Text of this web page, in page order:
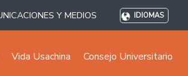
Y MEDIOS IDIOMAS
Vida Usachina Consejo Universitario